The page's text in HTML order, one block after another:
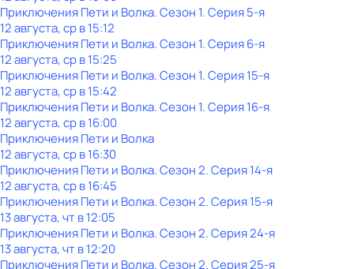
Приключения Пети и Волка. Сезон 1. Серия 5-я
12 августа, ср в 15:12
Приключения Пети и Волка. Сезон 1. Серия 6-я
12 августа, ср в 15:25
Приключения Пети и Волка. Сезон 1. Серия 15-я
12 августа, ср в 15:42
Приключения Пети и Волка. Сезон 1. Серия 16-я
12 августа, ср в 16:00
Приключения Пети и Волка
12 августа, ср в 16:30
Приключения Пети и Волка. Сезон 2. Серия 14-я
12 августа, ср в 16:45
Приключения Пети и Волка. Сезон 2. Серия 15-я
13 августа, чт в 12:05
Приключения Пети и Волка. Сезон 2. Серия 24-я
13 августа, чт в 12:20
Приключения Пети и Волка. Сезон 2. Серия 25-я